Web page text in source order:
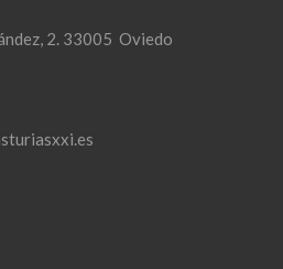
2. 33005 Oviedo